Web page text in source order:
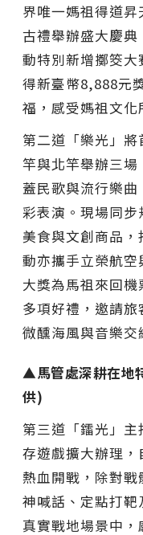
界唯一媽祖得道
古禮舉辦盛大慶
動特別新增擲筊
得新臺幣8,888元
福，感受媽祖文化
第二道「樂光」
竿與北竿舉辦三
蓋民歌與流行樂
彩表演。現場同
美食與文創商品
動亦攜手立榮航
大獎為馬祖來回
多項好禮，邀請
微醺海風與音樂交
▲馬管處深耕在地
供)
第三道「鐳光」
存遊戲擴大辦理
熱血開戰，除對
神喊話、定點打
真實戰地場景中